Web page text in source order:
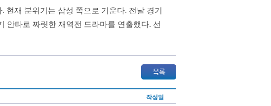
현재 분위기는 삼성 쪽으로 기운다. 전날 경기
안타로 짜릿한 재역전 드라마를 연출했다. 선
작성일